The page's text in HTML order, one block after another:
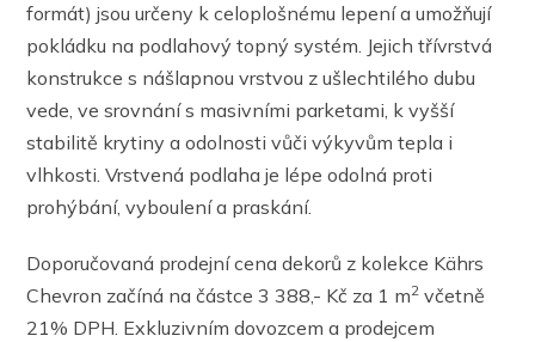
formát) jsou určeny k celoplošnému lepení a umožňují
pokládku na podlahový topný systém. Jejich třívrstvá
konstrukce s nášlapnou vrstvou z ušlechtilého dubu
vede, ve srovnání s masivními parketami, k vyšší
stabilitě krytiny a odolnosti vůči výkyvům tepla i
vlhkosti. Vrstvená podlaha je lépe odolná proti
prohýbání, vyboulení a praskání.
Doporučovaná prodejní cena dekorů z kolekce Kährs
Chevron začíná na částce 3 388,- Kč za 1 m2 včetně
21% DPH. Exkluzivním dovozcem a prodejcem